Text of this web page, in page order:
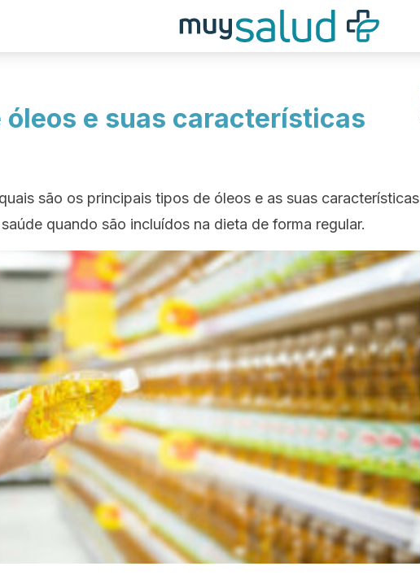
óleos e suas características
são os principais tipos de óleos e as suas características
quando são incluídos na dieta de forma regular.